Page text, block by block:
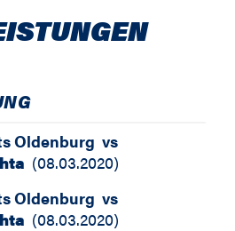
Oldenburg vs
(08.03.2020)
Oldenburg vs
(08.03.2020)